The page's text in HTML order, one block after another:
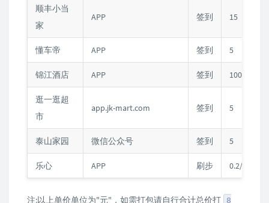
顺丰小当
家
APP 签到 15
懂车帝 APP 签到 5
锦江酒店 APP 签到 100
逛一逛超
市
app.jk-mart.com 签到 5
泰山家园 微信公众号 签到 5
乐心 APP 刷步 0.2/D
注:以上单价单位为"元"，如需打包请自行合计总价打 8